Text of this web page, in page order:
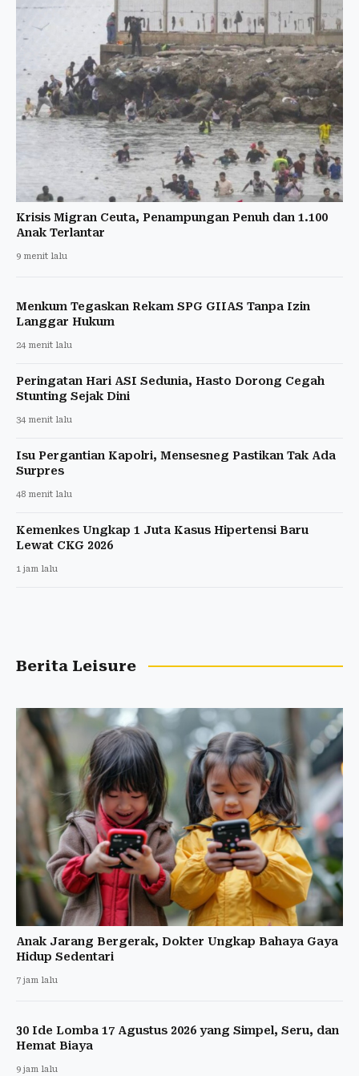
Krisis Migran Ceuta, Penampungan Penuh dan 1.100
Anak Terlantar
9 menit lalu
Menkum Tegaskan Rekam SPG GIIAS Tanpa Izin
Langgar Hukum
24 menit lalu
Peringatan Hari ASI Sedunia, Hasto Dorong Cegah
Stunting Sejak Dini
34 menit lalu
Isu Pergantian Kapolri, Mensesneg Pastikan Tak Ada
Surpres
48 menit lalu
Kemenkes Ungkap 1 Juta Kasus Hipertensi Baru
Lewat CKG 2026
1 jam lalu
Berita Leisure
Anak Jarang Bergerak, Dokter Ungkap Bahaya Gaya
Hidup Sedentari
7 jam lalu
30 Ide Lomba 17 Agustus 2026 yang Simpel, Seru, dan
Hemat Biaya
9 jam lalu